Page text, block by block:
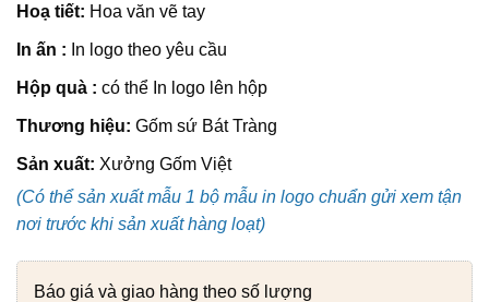
Hoạ tiết: Hoa văn vẽ tay
In ấn : In logo theo yêu cầu
Hộp quà : có thể In logo lên hộp
Thương hiệu: Gốm sứ Bát Tràng
Sản xuất: Xưởng Gốm Việt
(Có thể sản xuất mẫu 1 bộ mẫu in logo chuẩn gửi xem tận
nơi trước khi sản xuất hàng loạt)
Báo giá và giao hàng theo số lượng